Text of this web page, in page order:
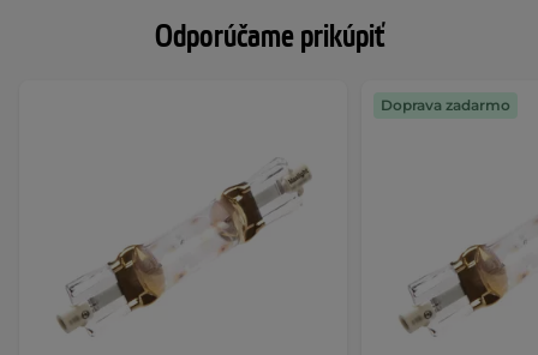
Odporúčame prikúpiť
Doprava zadarmo